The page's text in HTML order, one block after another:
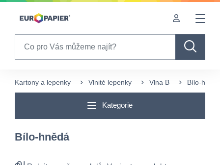
Table Of Content
Kartony a lepenky Vlnité lepenky Vlna B Bílo-
Kategorie
Bílo-hnědá